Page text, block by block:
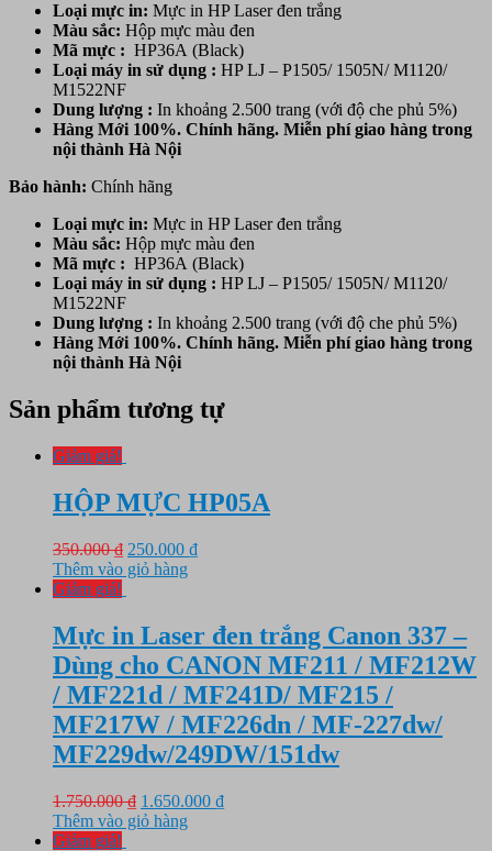
Loại mực in: Mực in HP Laser đen trắng
Màu sắc: Hộp mực màu đen
Mã mực : HP36A (Black)
Loại máy in sử dụng : HP LJ – P1505/ 1505N/ M1120/
M1522NF
Dung lượng : In khoảng 2.500 trang (với độ che phủ 5%)
Hàng Mới 100%. Chính hãng. Miễn phí giao hàng trong
nội thành Hà Nội
Bảo hành: Chính hãng
Loại mực in: Mực in HP Laser đen trắng
Màu sắc: Hộp mực màu đen
Mã mực : HP36A (Black)
Loại máy in sử dụng : HP LJ – P1505/ 1505N/ M1120/
M1522NF
Dung lượng : In khoảng 2.500 trang (với độ che phủ 5%)
Hàng Mới 100%. Chính hãng. Miễn phí giao hàng trong
nội thành Hà Nội
Sản phẩm tương tự
Giảm giá!
HỘP MỰC HP05A
350.000₫ Giá
gốc
250.000 ₫Giá
250.000 ₫.
Thêm vào giỏ hàng
Giảm giá!
Mực in Laser đen trắng Canon 337 –
Dùng cho CANON MF211 / MF212W
/ MF221d / MF241D/ MF215 /
MF217W / MF226dn / MF-227dw/
MF229dw/249DW/151dw
1.750.000₫ Giá
gốc
1.650.000 ₫Giá
Thêm vào giỏ hàng
Giảm giá!